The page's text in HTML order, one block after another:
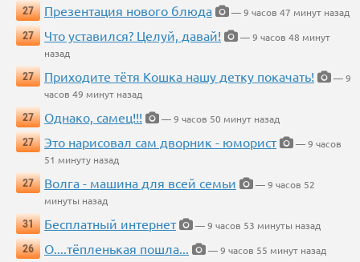
27
Презентация нового блюда
— 9 часов 47 минут назад
27
Что уставился? Целуй, давай!
— 9 часов 48 минут
назад
27
Приходите тётя Кошка нашу детку покачать!
— 9
часов 49 минут назад
27
Однако, самец!!!
— 9 часов 50 минут назад
27
Это нарисовал сам дворник - юморист
— 9 часов
51 минуту назад
27
Волга - машина для всей семьи
— 9 часов 52
минуты назад
31
Бесплатный интернет
— 9 часов 53 минуты назад
26
О....тёпленькая пошла...
— 9 часов 55 минут назад